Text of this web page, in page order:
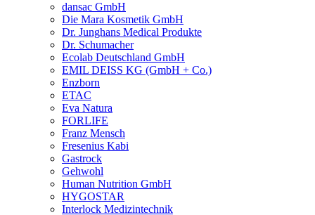
dansac GmbH
Die Mara Kosmetik GmbH
Dr. Junghans Medical Produkte
Dr. Schumacher
Ecolab Deutschland GmbH
EMIL DEISS KG (GmbH + Co.)
Enzborn
ETAC
Eva Natura
FORLIFE
Franz Mensch
Fresenius Kabi
Gastrock
Gehwohl
Human Nutrition GmbH
HYGOSTAR
Interlock Medizintechnik